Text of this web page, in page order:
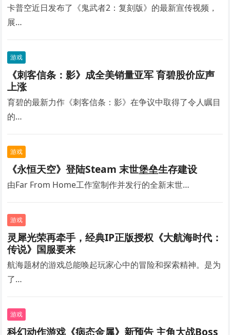
卡普空近日发布了《鬼武者2：复刻版》的最新宣传视频，
展…
游戏
《刺客信条：影》成全美销量亚军 育碧股价应声
上涨
育碧的最新力作《刺客信条：影》在争议中取得了令人瞩目
的…
游戏
《永恒天空》登陆Steam 末世堡垒生存建设
由Far From Home工作室制作并发行的全新末世…
游戏
灵犀光荣再牵手，经典IP正版授权《大航海时代：
传说》国服要来
航海题材的游戏总能唤起玩家心中的冒险和探索精神。是为
了…
游戏
科幻动作游戏《病态金属》新预告 主角大战Boss